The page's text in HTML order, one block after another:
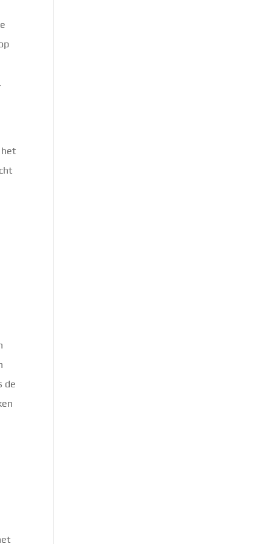
het
de